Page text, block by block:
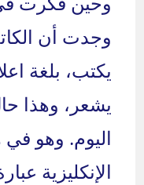
وجدت أن
يكتب، بلغة
يشعر، وهذا
اليوم. وهو في